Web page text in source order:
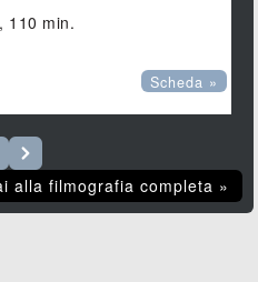
110 min.
Scheda »
alla filmografia completa »